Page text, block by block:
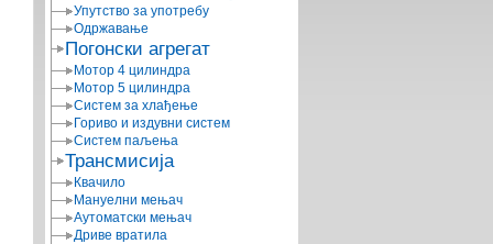
Упутство за употребу
Одржавање
Погонски агрегат
Мотор 4 цилиндра
Мотор 5 цилиндра
Систем за хлађење
Гориво и издувни систем
Систем паљења
Трансмисија
Квачило
Мануелни мењач
Аутоматски мењач
Дриве вратила